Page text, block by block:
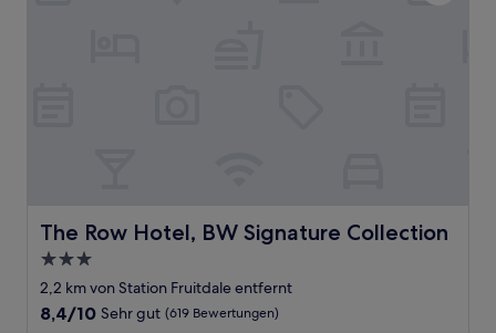
The Row Hotel, BW Signature Collection
The Row Hotel, BW Signature Collection
3.0-
Sterne-
Unterkunft
2,2 km von Station Fruitdale entfernt
8.4
8,4/10 Sehr gut (619 Bewertungen)